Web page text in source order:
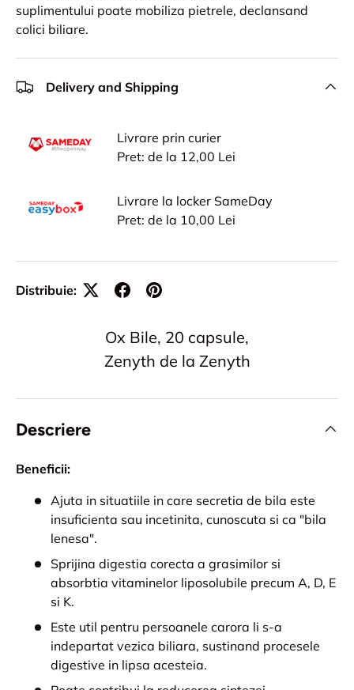
suplimentului poate mobiliza pietrele, declansand
colici biliare.
Delivery and Shipping
Livrare prin curier
Pret: de la 12,00 Lei
Livrare la locker SameDay
Pret: de la 10,00 Lei
Distribuie:
Ox Bile, 20 capsule,
Zenyth de la Zenyth
Descriere
Beneficii:
Ajuta in situatiile in care secretia de bila este
insuficienta sau incetinita, cunoscuta si ca "bila
lenesa".
Sprijina digestia corecta a grasimilor si
absorbtia vitaminelor liposolubile precum A, D, E
si K.
Este util pentru persoanele carora li s-a
indepartat vezica biliara, sustinand procesele
digestive in lipsa acesteia.